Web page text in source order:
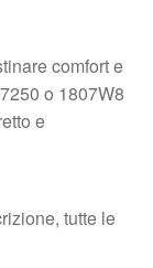
comfort e
o 1807W8
e
tutte le